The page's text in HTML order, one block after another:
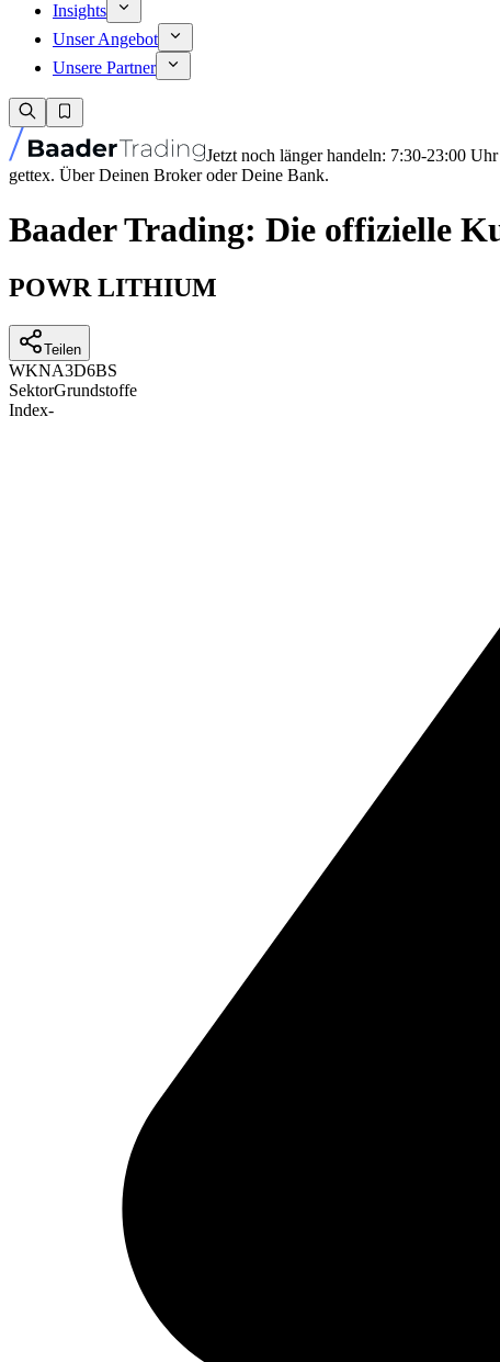
Insights
Unser Angebot
Unsere Partner
Jetzt noch länger handeln: 7:30-23:00
gettex. Über Deinen Broker oder Deine Bank.
Baader Trading: Die offizielle
POWR LITHIUM
Teilen
WKNA3D6BS
SektorGrundstoffe
Index-